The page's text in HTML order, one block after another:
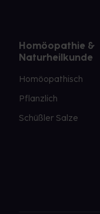
Homöopathie &
Naturheilkunde
Homöopathisch
Pflanzlich
Schüßler Salze